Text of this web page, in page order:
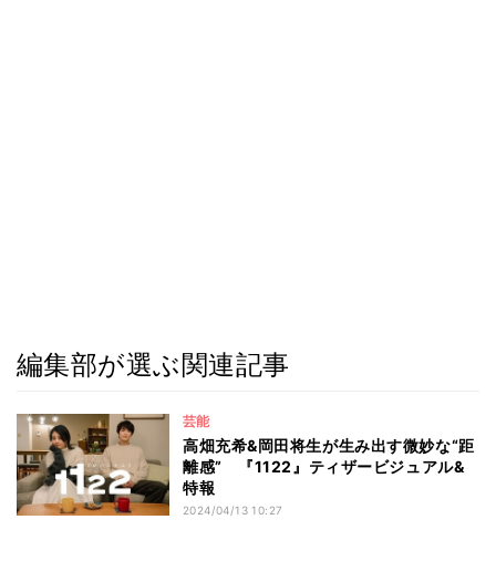
編集部が選ぶ関連記事
芸能
高畑充希&岡田将生が生み出す微妙な“距
離感” 『1122』ティザービジュアル&
特報
2024/04/13 10:27